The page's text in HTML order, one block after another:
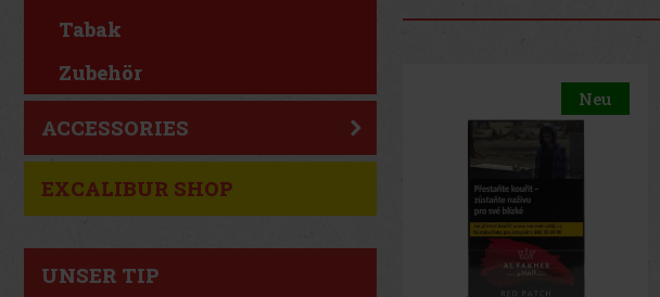
Tabak
Zubehör
ACCESSORIES
EXCALIBUR SHOP
UNSER TIP
Neu Neu